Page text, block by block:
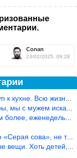
Conan
23/02/2025, 09:28
Всю жизнь живу с
мужем искали повсюд
еженедельно, как лю
сова», не то ещё к
детей, хоть коше